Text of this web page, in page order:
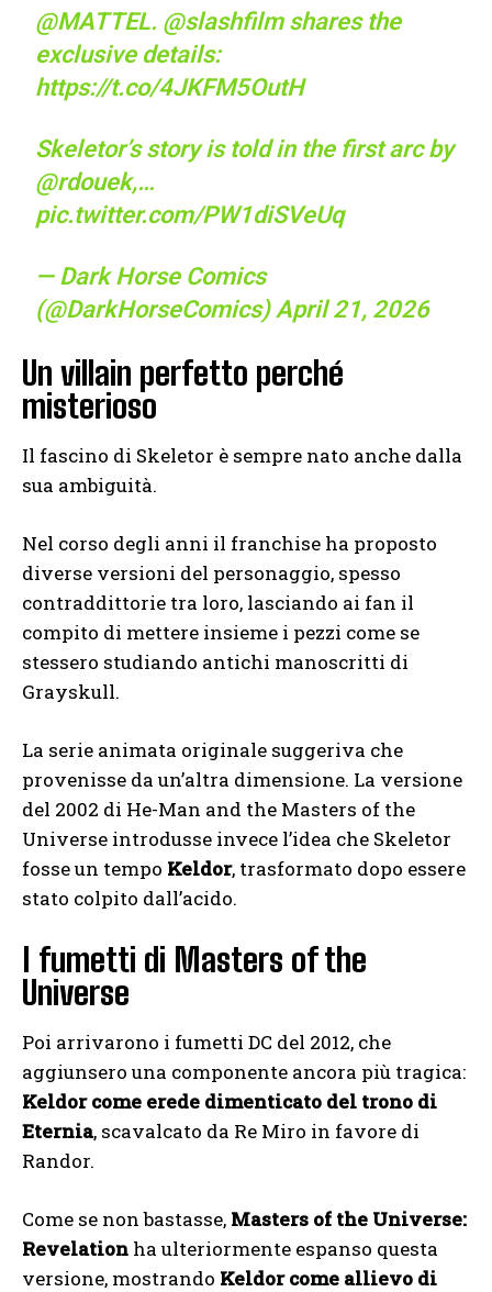
@MATTEL. @slashfilmshares the
exclusive details:
https://t.co/4JKFM5OutH
Skeletor’s story is told in the first arc by
@rdouek,…
pic.twitter.com/PW1diSVeUq
— Dark Horse Comics
(@DarkHorseComics) April 21, 2026
Un villain perfetto perché
misterioso
Il fascino di Skeletor è sempre nato anche dalla
sua ambiguità.
Nel corso degli anni il franchise ha proposto
diverse versioni del personaggio, spesso
contraddittorie tra loro, lasciando ai fan il
compito di mettere insieme i pezzi come se
stessero studiando antichi manoscritti di
Grayskull.
La serie animata originale suggeriva che
provenisse da un’altra dimensione. La versione
del 2002 di He-Man and the Masters of the
Universe introdusse invece l’idea che Skeletor
fosse un tempo Keldor, trasformato dopo essere
stato colpito dall’acido.
I fumetti di Masters of the
Universe
Poi arrivarono i fumetti DC del 2012, che
aggiunsero una componente ancora più tragica:
Keldor come erede dimenticato del trono di
Eternia, scavalcato da Re Miro in favore di
Randor.
Come se non bastasse, Masters of the Universe:
Revelation ha ulteriormente espanso questa
versione, mostrando Keldor come allievo di